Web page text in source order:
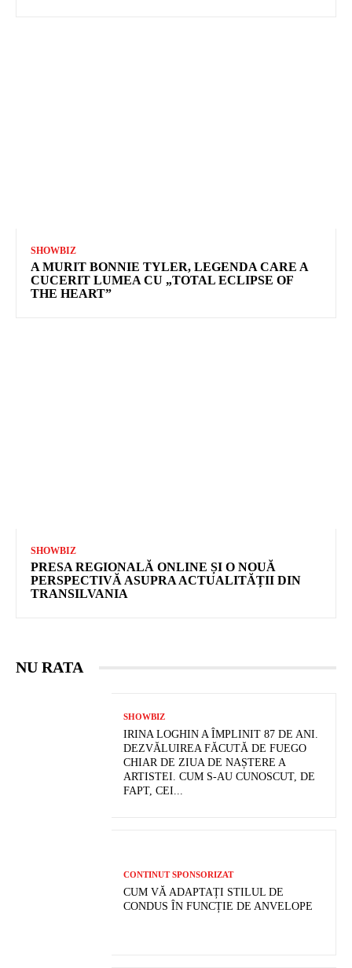
SHOWBIZ
A MURIT BONNIE TYLER, LEGENDA CARE A
CUCERIT LUMEA CU „TOTAL ECLIPSE OF
THE HEART”
SHOWBIZ
PRESA REGIONALĂ ONLINE ȘI O NOUĂ
PERSPECTIVĂ ASUPRA ACTUALITĂȚII DIN
TRANSILVANIA
NU RATA
SHOWBIZ
IRINA LOGHIN A ÎMPLINIT 87 DE ANI.
DEZVĂLUIREA FĂCUTĂ DE FUEGO
CHIAR DE ZIUA DE NAȘTERE A
ARTISTEI. CUM S-AU CUNOSCUT, DE
FAPT, CEI...
CONTINUT SPONSORIZAT
CUM VĂ ADAPTAȚI STILUL DE
CONDUS ÎN FUNCȚIE DE ANVELOPE